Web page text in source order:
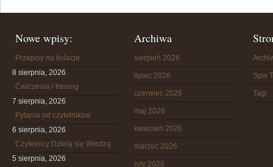
Nowe wpisy:
Przepisy na kolacje
8 sierpnia, 2026
Ćwiczenia i trening
7 sierpnia, 2026
Pytania od czytelników
6 sierpnia, 2026
Czytelnicy Dzielą się Wiedzą
5 sierpnia, 2026
Archiwa
sierpień 2026
lipiec 2026
czerwiec 2026
maj 2026
kwiecień 2026
marzec 2026
luty 2026
Spis
Tagi